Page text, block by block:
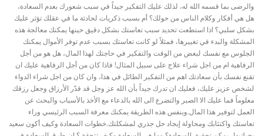
والرضى بما قسمه الله له، لذلك عليك التفكير جيداً في سبب شعورك بعدم السعادة،
هل هي أفكار وكلام الناس من حولك؟ أم بسبب ذكريات لحادثة ما في عقلك تؤثر عليك
بشكل سلبي؟ اذا استطعت تحديد سبب تعاستك بشكل دقيق حينها يمكنك معالجة هذه
المشكلة والبدء في تغييرها، فمثلاً لو كانت تعاستك بسبب عدم توفر الأموال يمكنك
الجلوس مع نفسك لبعض من الوقت والتفكير في حاجتك لهذا المال، هل هو من أجل
الرفاهية ام من اجل شراء علاج على سبيل المثال! فاذا كان من أجل الرفاهية عليك ان
تقنع نفسك بأن سعادتك اهم من التفكير الطائل في هذا، وان كان من اجل شراء الدواء
لشخص عزيز عليك، فعليك ان تدرك جيداً بأن الله عز وجل قد قدّر الأرزاق وجعل رزقك
معلوماً فما عليك الا الصبر والتضرع الى الله بالدعاء مع الأخذ بالأسباب والبحث عن
العمل لتوفير هذا المال.وبنفس هذه الطريقة يمكنك معرفة السبب الرئيسي وراء
تعاستك واكتئابك ومحاولة إيجاد حل جذري لمشكلتك.خطوات السعادة وكيف أكون سعيد